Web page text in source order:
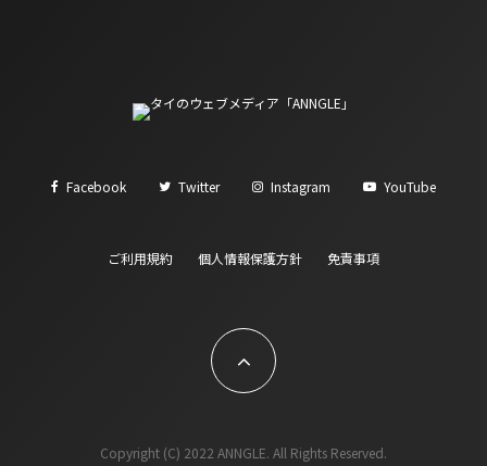
Facebook Twitter Instagram YouTube
ご利用規約 個人情報保護方針 免責事項
Copyright (C) 2022 ANNGLE. All Rights Reserved.